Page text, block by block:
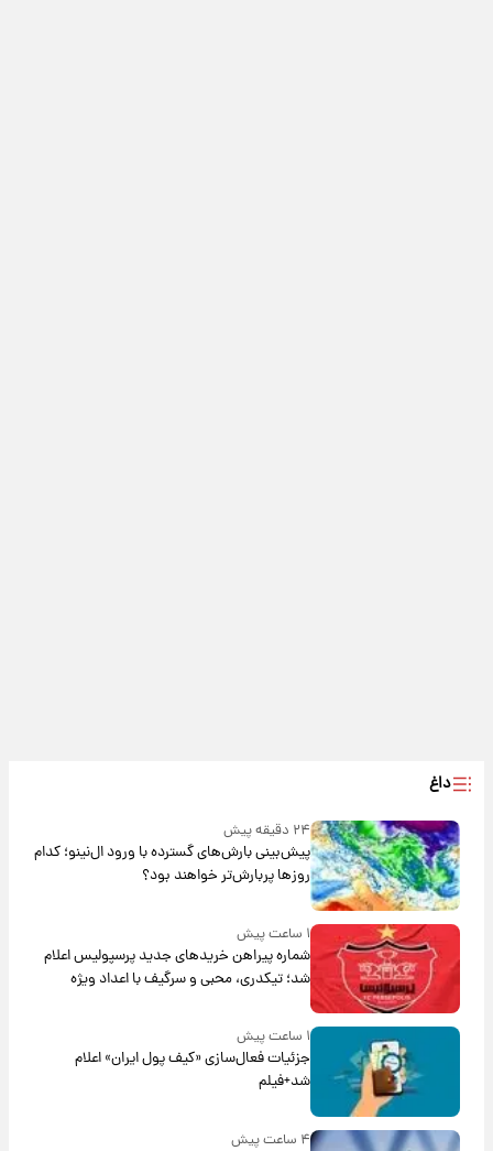
داغ
۲۴ دقیقه پیش
پیش‌بینی بارش‌های گسترده با ورود ال‌نینو؛ کدام
روزها پربارش‌تر خواهند بود؟
۱ ساعت پیش
شماره پیراهن خریدهای جدید پرسپولیس اعلام
شد؛ تیکدری، محبی و سرگیف با اعداد ویژه
۱ ساعت پیش
جزئیات فعال‌سازی «کیف پول ایران» اعلام
شد+فیلم
۴ ساعت پیش